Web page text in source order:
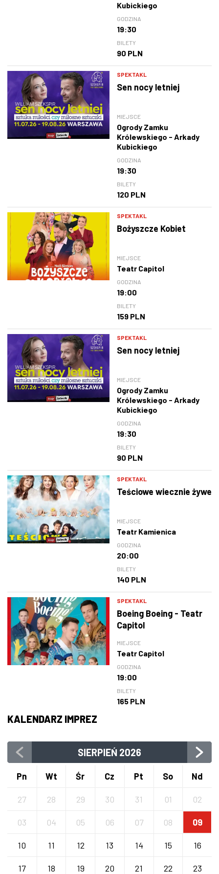
Kubickiego
GODZINA
19:30
BILETY
90 PLN
SPEKTAKL
Sen nocy letniej
MIEJSCE
Ogrody Zamku
Królewskiego - Arkady
Kubickiego
GODZINA
19:30
BILETY
120 PLN
SPEKTAKL
Bożyszcze Kobiet
MIEJSCE
Teatr Capitol
GODZINA
19:00
BILETY
159 PLN
SPEKTAKL
Sen nocy letniej
MIEJSCE
Ogrody Zamku
Królewskiego - Arkady
Kubickiego
GODZINA
19:30
BILETY
90 PLN
SPEKTAKL
Teściowe wiecznie żywe
MIEJSCE
Teatr Kamienica
GODZINA
20:00
BILETY
140 PLN
SPEKTAKL
Boeing Boeing - Teatr
Capitol
MIEJSCE
Teatr Capitol
GODZINA
19:00
BILETY
165 PLN
KALENDARZ IMPREZ
SIERPIEŃ 2026
Pn Wt Śr Cz Pt So Nd
27 28 29 30 31 01 02
03 04 05 06 07 08 09
10 11 12 13 14 15 16
17 18 19 20 21 22 23